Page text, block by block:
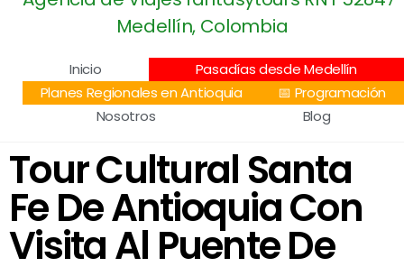
Inicio
Pasadías desde Medellín
Planes Regionales en Antioquia
📅 Programación
Nosotros
Blog
Tour Cultural Santa
Fe De Antioquia Con
Visita Al Puente De